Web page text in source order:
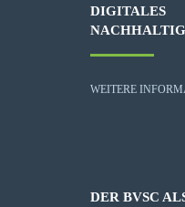
DIGITALES
WEITERE
DER BVSC